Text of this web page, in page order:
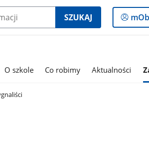
SZUKAJ
do
O szkole Co robimy Aktualności